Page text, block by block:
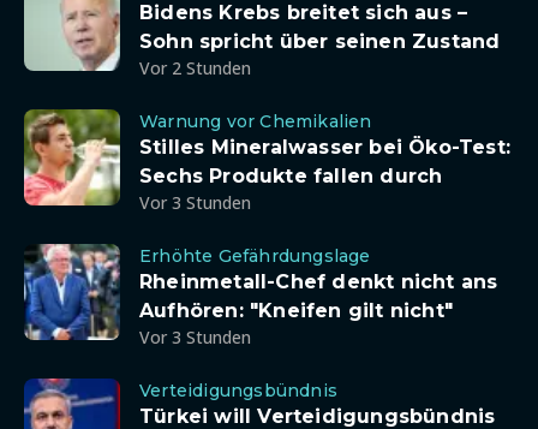
Bidens Krebs breitet sich aus –
Sohn spricht über seinen Zustand
Vor 2 Stunden
Warnung vor Chemikalien
Stilles Mineralwasser bei Öko-Test:
Sechs Produkte fallen durch
Vor 3 Stunden
Erhöhte Gefährdungslage
Rheinmetall-Chef denkt nicht ans
Aufhören: "Kneifen gilt nicht"
Vor 3 Stunden
Verteidigungsbündnis
Türkei will Verteidigungsbündnis